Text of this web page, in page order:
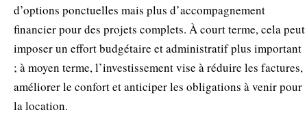
d’options ponctuelles mais plus d’accompagnement
financier pour des projets complets. À court terme, cela peut
imposer un effort budgétaire et administratif plus important
; à moyen terme, l’investissement vise à réduire les factures,
améliorer le confort et anticiper les obligations à venir pour
la location.